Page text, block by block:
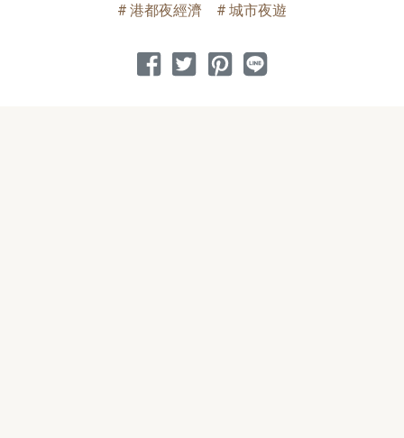
港都夜經濟 城市夜遊
分享到 Facebook
分享到 Twitter
分享到 Pinterest
分享到 Line